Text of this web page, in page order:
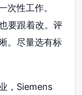
次性工作。
要跟着改。评
。尽量选有标
，Siemens